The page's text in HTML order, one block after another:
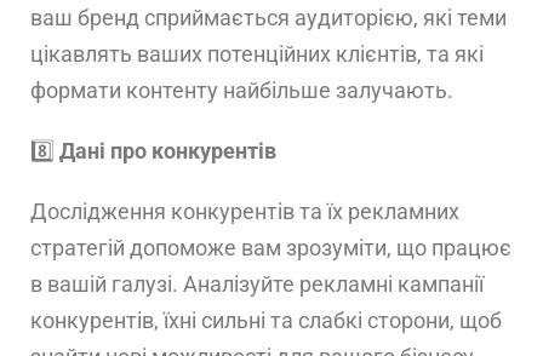
ваш бренд сприймається аудиторією, які теми
цікавлять ваших потенційних клієнтів, та які
формати контенту найбільше залучають.
8️⃣ Дані про конкурентів
Дослідження конкурентів та їх рекламних
стратегій допоможе вам зрозуміти, що працює
в вашій галузі. Аналізуйте рекламні кампанії
конкурентів, їхні сильні та слабкі сторони, щоб